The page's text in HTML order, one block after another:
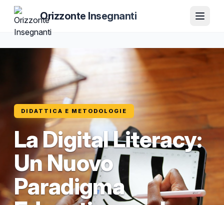
Orizzonte Insegnanti
DIDATTICA E METODOLOGIE
La Digital Literacy:
Un Nuovo
Paradigma